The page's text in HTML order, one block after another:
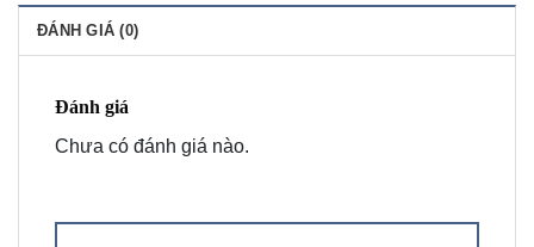
ĐÁNH GIÁ (0)
Đánh giá
Chưa có đánh giá nào.